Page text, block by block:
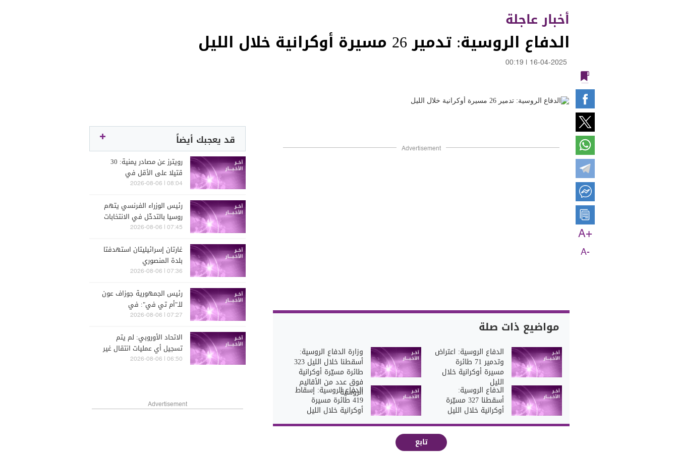
أخبار عاجلة
الدفاع الروسية: تدمير 26 مسيرة أوكرانية خلال الليل
16-04-2025
00:19
A+
A-
Advertisement
مواضيع ذات صلة
الدفاع الروسية: اعتراض
وتدمير 71 طائرة
مسيرة أوكرانية خلال
الليل
وزارة الدفاع الروسية:
أسقطنا خلال الليل 323
طائرة مسيّرة أوكرانية
فوق عدد من الأقاليم
الروسية الدفاع الروسية:
أسقطنا 327 مسيّرة
أوكرانية خلال الليل
الدفاع الروسية: إسقاط
419 طائرة مسيرة
أوكرانية خلال الليل
تابع
قد يعجبك أيضاً
رويترز عن مصادر يمنية: 30
قتيلا على الأقل في
استهداف حوثي لمواقع قوات
08:04 | 2026-08-06
رئيس الوزراء الفرنسي يتهم
روسيا بالتدخّل في الانتخابات
الرئاسية الفرنسية المقبلة عبر
07:45 | 2026-08-06
غارتان إسرائيليتان استهدفتا
بلدة المنصوري
07:36 | 2026-08-06
رئيس الجمهورية جوزاف عون
للـ"أم تي في": في
المفاوضات لا نحصل دائمًا منذ
مسار طويل ولكن علينا
الاستمرار فيه
07:27 | 2026-08-06
الاتحاد الأوروبي: لم يتم
تسجيل أي عمليات انتقال غير
قانونية من سبتة إلى البرّ
06:50 | 2026-08-06
Advertisement